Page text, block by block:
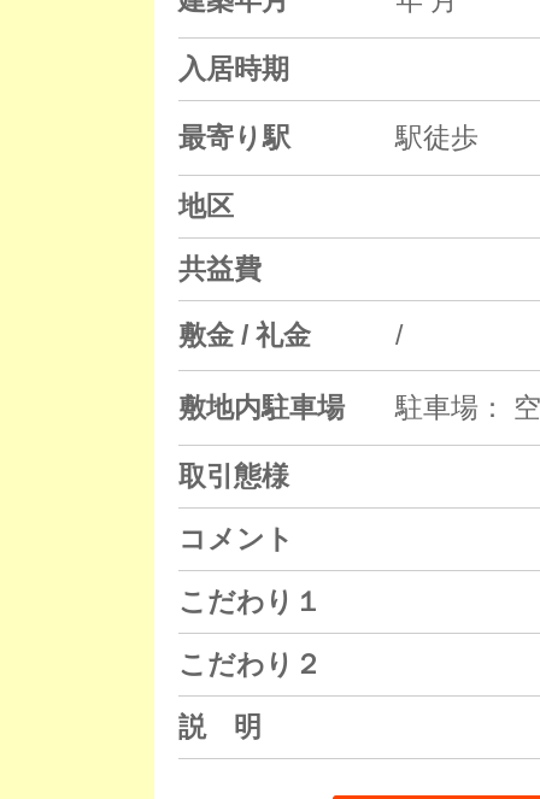
入居時期
最寄り駅 駅徒歩
地区
共益費
敷金 / 礼金 /
敷地内駐車場 駐車場：
取引態様
コメント
こだわり１
こだわり２
説 明